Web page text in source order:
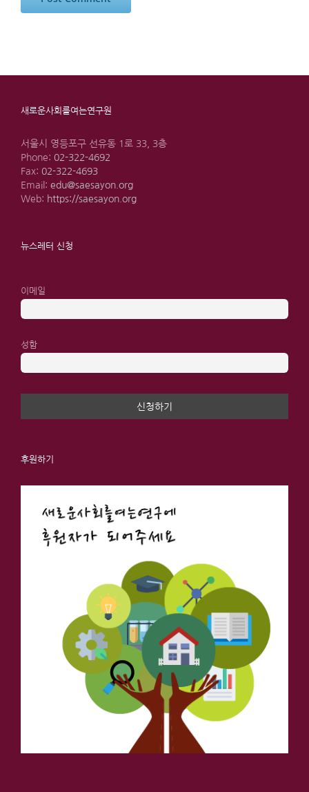
새로운사회를여는연구원
서울시 영등포구 선유동 1로 33, 3층
Phone: 02-322-4692
Fax: 02-322-4693
Email: edu@saesayon.org
Web: https://saesayon.org
뉴스레터 신청
이메일
성함
후원하기